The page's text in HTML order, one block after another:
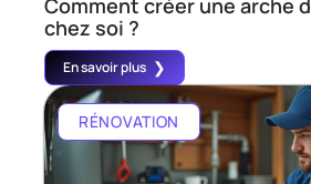
Comment créer une arche
chez soi ?
En savoir plus
RÉNOVATION